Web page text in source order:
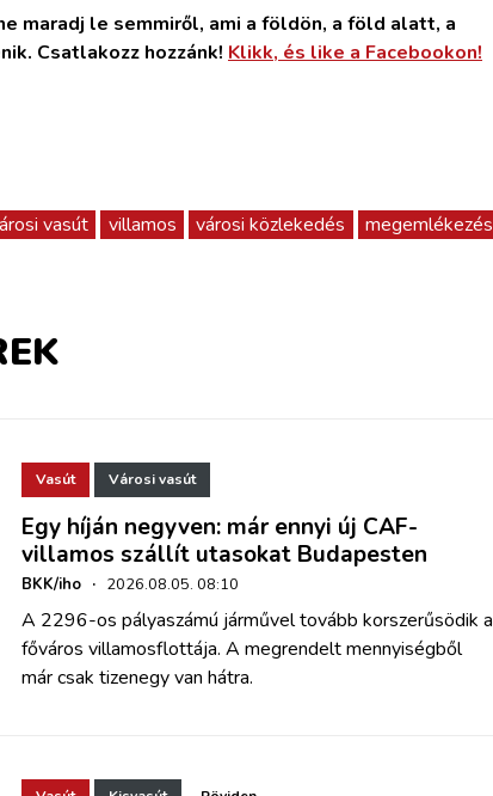
maradj le semmiről, ami a földön, a föld alatt, a
Csatlakozz hozzánk! Klikk, és like a Facebookon!
vasút villamos városi közlekedés
megemlékezés
Vasút Városi vasút
Egy híján negyven: már ennyi új CAF-
villamos szállít utasokat Budapesten
BKK/iho · 2026.08.05. 08:10
A 2296-os pályaszámú járművel tovább korszerűsödik a
főváros villamosflottája. A megrendelt mennyiségből
már csak tizenegy van hátra.